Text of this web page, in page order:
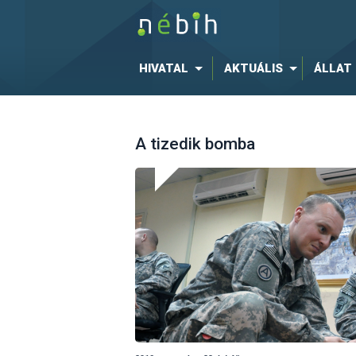
HIVATAL AKTUÁLIS ÁLLAT
A tizedik bomba